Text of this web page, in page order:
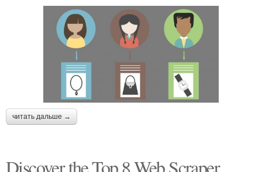
читать дальше →